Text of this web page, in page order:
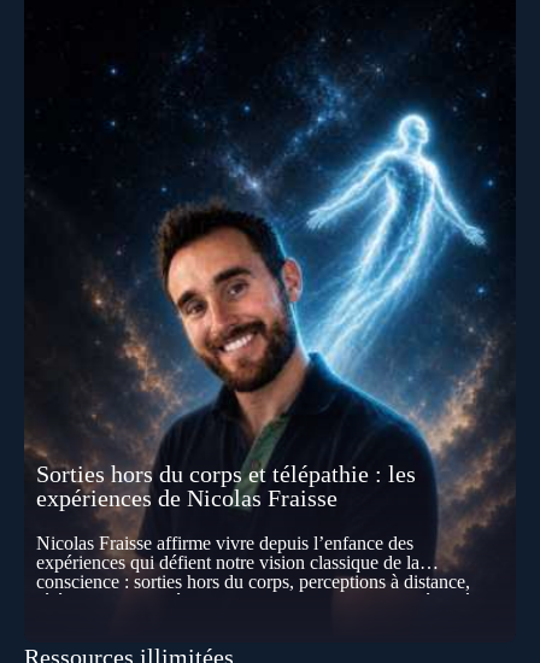
Sorties hors du corps et télépathie : les
expériences de Nicolas Fraisse
Nicolas Fraisse affirme vivre depuis l’enfance des
expériences qui défient notre vision classique de la
conscience : sorties hors du corps, perceptions à distance,
télépathie spontanée… Comment accueillir ces phénomènes
les pensées d’autrui ? Que deviennent l’espace, le temps… et
Ressources illimitées